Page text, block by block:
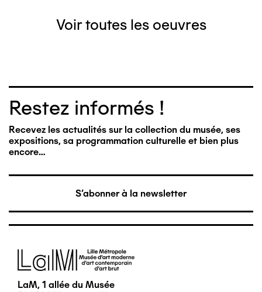
Voir toutes les oeuvres
Restez informés !
Recevez les actualités sur la collection du musée, ses
expositions, sa programmation culturelle et bien plus
encore…
S'abonner à la newsletter
Image
LaM, 1 allée du Musée